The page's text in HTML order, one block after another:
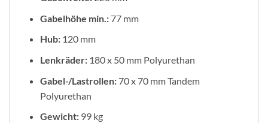
Gabelhöhe min.:77 mm
Hub:120 mm
Lenkräder:180 x 50 mm Polyurethan
Gabel-/Lastrollen:70 x 70 mm Tandem
Polyurethan
Gewicht:99 kg